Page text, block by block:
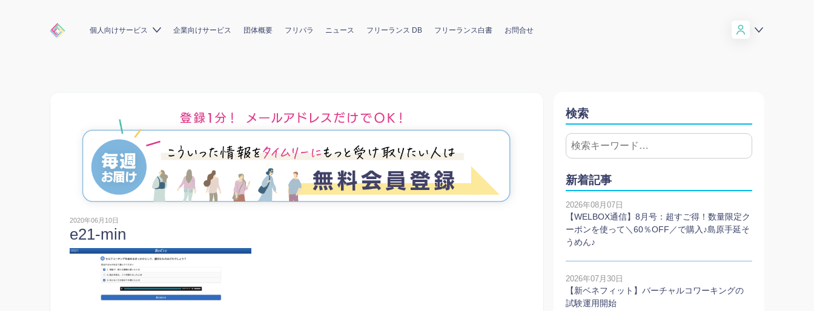
個人向けサービス 企業向けサービス 団体概要 フリパラ ニュース フリーランス DB フリーランス白書 お問合せ
2020年06月10日
e21-min
検索
新着記事
2026年08月07日
【WELBOX通信】8月号：超すご得！数量限定ク
ーポンを使って＼60％OFF／で購入♪島原手延そ
うめん♪
2026年07月30日
【新ベネフィット】バーチャルコワーキングの
試験運用開始